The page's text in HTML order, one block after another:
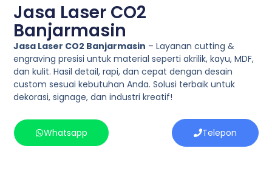
Jasa Laser CO2
Banjarmasin
Jasa Laser CO2 Banjarmasin – Layanan cutting &
engraving presisi untuk material seperti akrilik, kayu, MDF,
dan kulit. Hasil detail, rapi, dan cepat dengan desain
custom sesuai kebutuhan Anda. Solusi terbaik untuk
dekorasi, signage, dan industri kreatif!
Whatsapp Telepon